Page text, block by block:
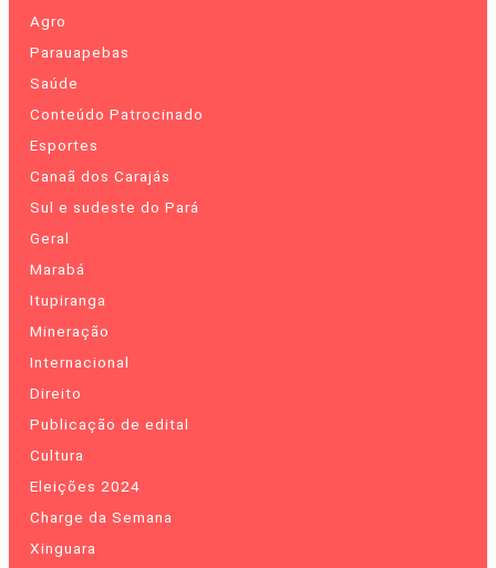
Agro
Parauapebas
Saúde
Conteúdo Patrocinado
Esportes
Canaã dos Carajás
Sul e sudeste do Pará
Geral
Marabá
Itupiranga
Mineração
Internacional
Direito
Publicação de edital
Cultura
Eleições 2024
Charge da Semana
Xinguara